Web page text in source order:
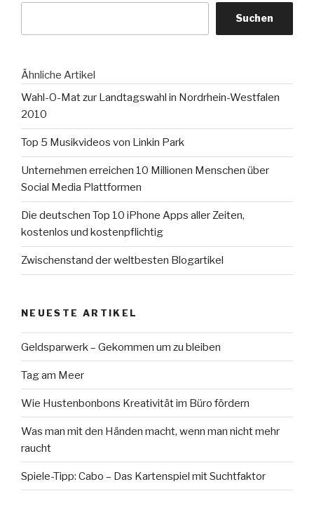
Social
Suchen
Ähnliche Artikel
Wahl-O-Mat zur Landtagswahl in Nordrhein-Westfalen
2010
Top 5 Musikvideos von Linkin Park
Unternehmen erreichen 10 Millionen Menschen über
Social Media Plattformen
Die deutschen Top 10 iPhone Apps aller Zeiten,
kostenlos und kostenpflichtig
Zwischenstand der weltbesten Blogartikel
NEUESTE ARTIKEL
Geldsparwerk – Gekommen um zu bleiben
Tag am Meer
Wie Hustenbonbons Kreativität im Büro fördern
Was man mit den Händen macht, wenn man nicht mehr
raucht
Spiele-Tipp: Cabo – Das Kartenspiel mit Suchtfaktor